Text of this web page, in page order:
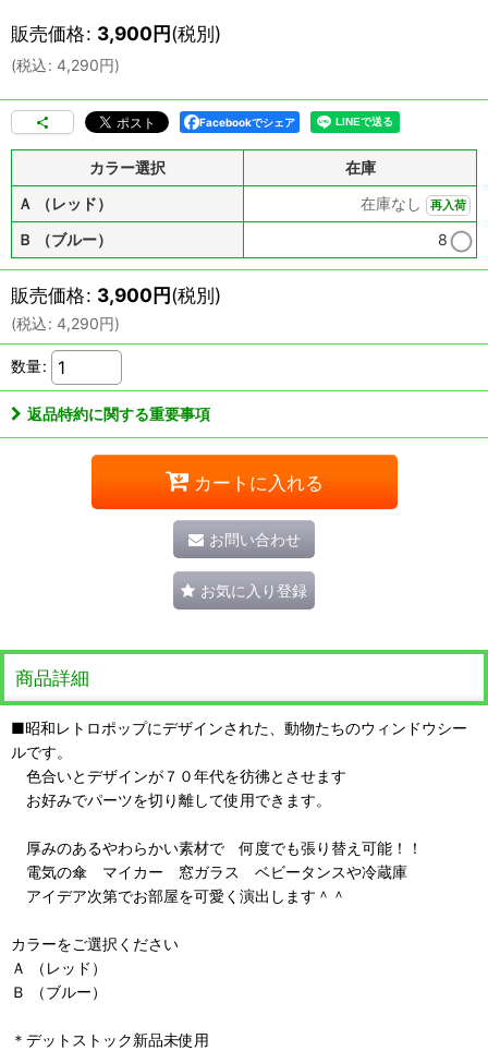
販売価格: 3,900円(税別)
(税込: 4,290円)
Facebookでシェア
カラー選択
在庫
Ａ （レッド）
在庫なし 再入荷
Ｂ （ブルー） 8
販売価格: 3,900円(税別)
(税込: 4,290円)
数量:
返品特約に関する重要事項
カートに入れる
お問い合わせ
お気に入り登録
商品詳細
■昭和レトロポップにデザインされた、動物たちのウィンドウシー
ルです。
色合いとデザインが７０年代を彷彿とさせます
お好みでパーツを切り離して使用できます。
厚みのあるやわらかい素材で 何度でも張り替え可能！！
電気の傘 マイカー 窓ガラス ベビータンスや冷蔵庫
アイデア次第でお部屋を可愛く演出します＾＾
カラーをご選択ください
Ａ （レッド）
Ｂ （ブルー）
＊デットストック新品未使用